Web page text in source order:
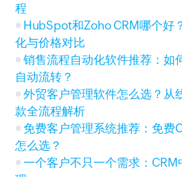
程
HubSpot和Zoho CRM哪个好
化与价格对比
销售流程自动化软件推荐：如
自动流转？
外贸客户管理软件怎么选？从
款全流程解析
免费客户管理系统推荐：免费
怎么选？
一个客户不只一个需求：